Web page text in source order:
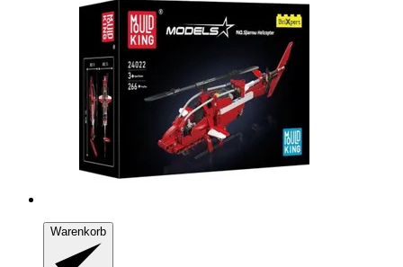
Warenkorb